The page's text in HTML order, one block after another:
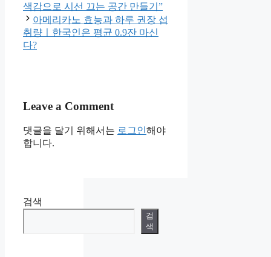
색감으로 시선 끄는 공간 만들기”
아메리카노 효능과 하루 권장 섭
취량ㅣ한국인은 평균 0.9잔 마신
다?
Leave a Comment
댓글을 달기 위해서는 로그인해야
합니다.
검색
검
색